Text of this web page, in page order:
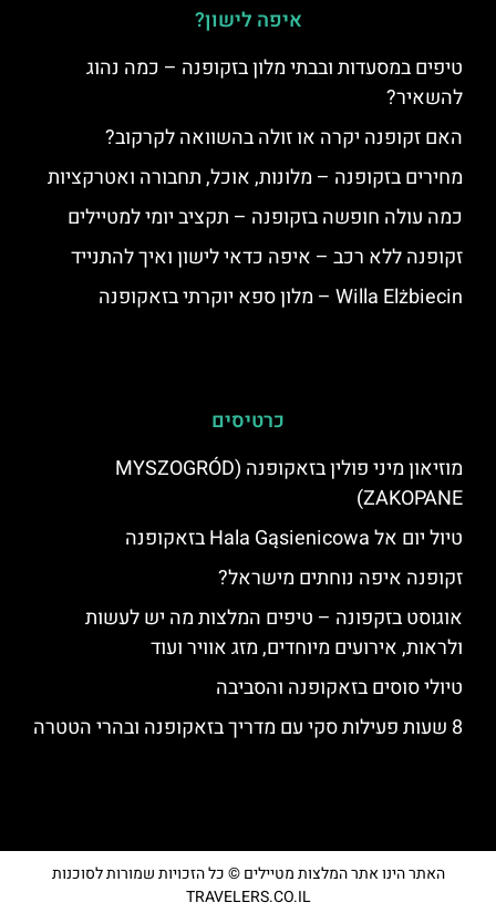
איפה לישון?
טיפים במסעדות ובבתי מלון בזקופנה – כמה נהוג
להשאיר?
האם זקופנה יקרה או זולה בהשוואה לקרקוב?
מחירים בזקופנה – מלונות, אוכל, תחבורה ואטרקציות
כמה עולה חופשה בזקופנה – תקציב יומי למטיילים
זקופנה ללא רכב – איפה כדאי לישון ואיך להתנייד
Willa Elżbiecin – מלון ספא יוקרתי בזאקופנה
כרטיסים
מוזיאון מיני פולין בזאקופנה (MYSZOGRÓD
ZAKOPANE)
טיול יום אל Hala Gąsienicowa בזאקופנה
זקופנה איפה נוחתים מישראל?
אוגוסט בזקפונה – טיפים המלצות מה יש לעשות
ולראות, אירועים מיוחדים, מזג אוויר ועוד
טיולי סוסים בזאקופנה והסביבה
8 שעות פעילות סקי עם מדריך בזאקופנה ובהרי הטטרה
האתר הינו אתר המלצות מטיילים © כל הזכויות שמורות לסוכנות
TRAVELERS.CO.IL